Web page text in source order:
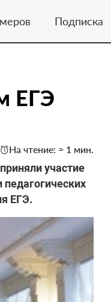
Подписка
ЕГЭ
На чтение: ≈ 1 мин.
участие
ЕГЭ.